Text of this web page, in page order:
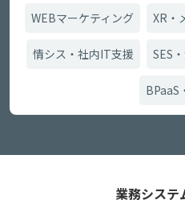
WEBマーケティング XR・
情シス・社内IT支援 SES
BPaaS
業務システ